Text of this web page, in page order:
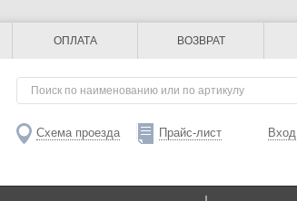
ОПЛАТА ВОЗВРАТ
Схема проезда Прайс-лист Вход